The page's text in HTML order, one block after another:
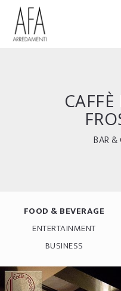
BAR &
FOOD & BEVERAGE
ENTERTAINMENT
BUSINESS